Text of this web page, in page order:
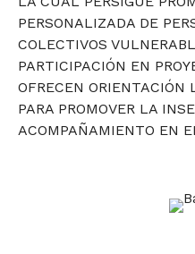
PERSONALIZADA DE
COLECTIVOS
PARTICIPACIÓN EN
OFRECEN ORIENTACIÓN
PARA PROMOVER LA
ACOMPAÑAMIENTO EN